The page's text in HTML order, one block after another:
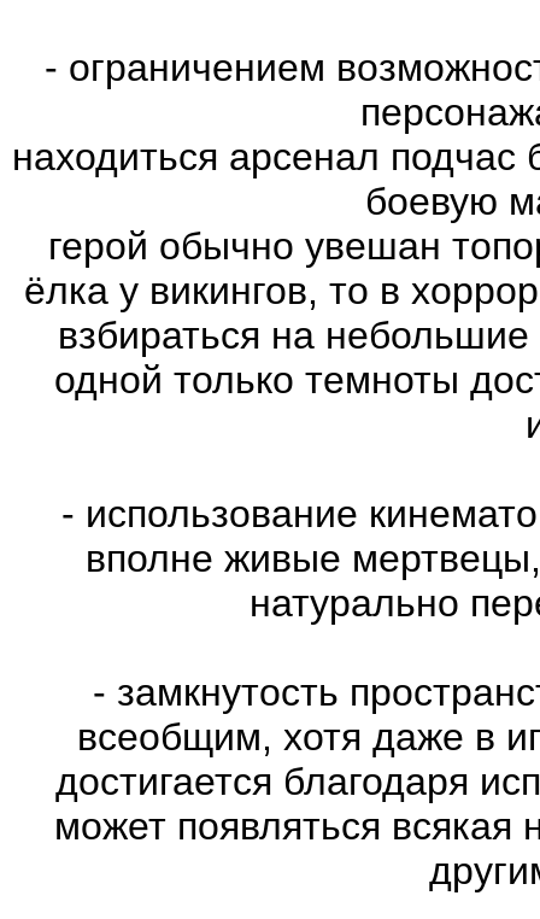
- ограничением
находиться арсенал
боевую
герой обычно увешан
ёлка у викингов, то в
взбираться на
одной только темноты
- использование
вполне живые
натурально
- замкнутость
всеобщим, хотя даже в
достигается благодаря
может появляться всякая